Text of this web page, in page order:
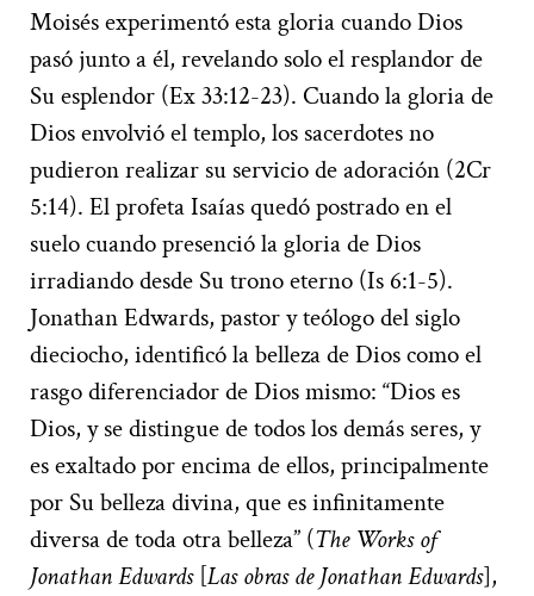
Moisés experimentó esta gloria cuando Dios
pasó junto a él, revelando solo el resplandor de
Su esplendor (Ex 33:12-23). Cuando la gloria de
Dios envolvió el templo, los sacerdotes no
pudieron realizar su servicio de adoración (2Cr
5:14). El profeta Isaías quedó postrado en el
suelo cuando presenció la gloria de Dios
irradiando desde Su trono eterno (Is 6:1-5).
Jonathan Edwards, pastor y teólogo del siglo
dieciocho, identificó la belleza de Dios como el
rasgo diferenciador de Dios mismo: “Dios es
Dios, y se distingue de todos los demás seres, y
es exaltado por encima de ellos, principalmente
por Su belleza divina, que es infinitamente
diversa de toda otra belleza” (The Works of
Jonathan Edwards [Las obras de Jonathan Edwards],